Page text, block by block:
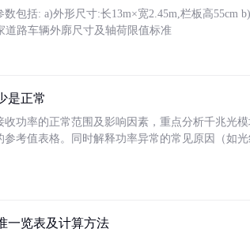
包括: a)外形尺寸:长13m×宽2.45m,栏板高55cm
道路车辆外廓尺寸及轴荷限值标准
是正常
功率的正常范围及影响因素，重点分析千兆光
参考值表格。同时解释功率异常的常见原因（如
一览表及计算方法